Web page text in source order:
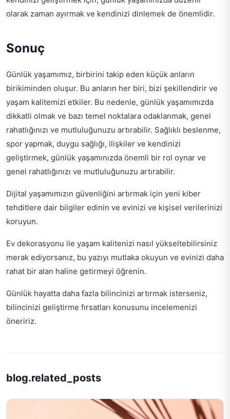
olarak zaman ayırmak ve kendinizi dinlemek de önemlidir.
Sonuç
Günlük yaşamımız, birbirini takip eden küçük anların
birikiminden oluşur. Bu anların her biri, bizi şekillendirir ve
yaşam kalitemizi etkiler. Bu nedenle, günlük yaşamımızda
dikkatli olmak ve bazı temel noktalara odaklanmak, genel
rahatlığınızı ve mutluluğunuzu artırabilir. Sağlıklı beslenme,
spor yapmak, duygu sağlığı, ilişkiler ve kendinizi
geliştirmek, günlük yaşamınızda önemli bir rol oynar ve
genel rahatlığınızı ve mutluluğunuzu artırabilir.
Dijital yaşamımızın güvenliğini artırmak için yeni kiber
tehditlere dair bilgiler edinin ve evinizi ve kişisel verilerinizi
koruyun.
Ev dekorasyonu ile yaşam kalitenizi nasıl yükseltebilirsiniz
merak ediyorsanız, bu yazıyı mutlaka okuyun ve evinizi daha
rahat bir alan haline getirmeyi öğrenin.
Günlük hayatta daha fazla bilincinizi artırmak isterseniz,
bilincinizi geliştirme fırsatları konusunu incelemenizi
öneririz.
blog.related_posts